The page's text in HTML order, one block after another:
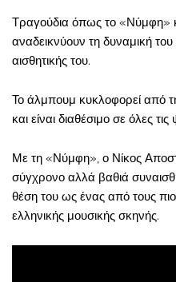
Τραγούδια όπως το «Νύμφη»
αναδεικνύουν τη δυναμική
αισθητικής του.
Το άλμπουμ κυκλοφορεί από
και είναι διαθέσιμο σε όλες
Με τη «Νύμφη», ο Νίκος
σύγχρονο αλλά βαθιά
θέση του ως ένας από τους πιο
ελληνικής μουσικής σκηνής.